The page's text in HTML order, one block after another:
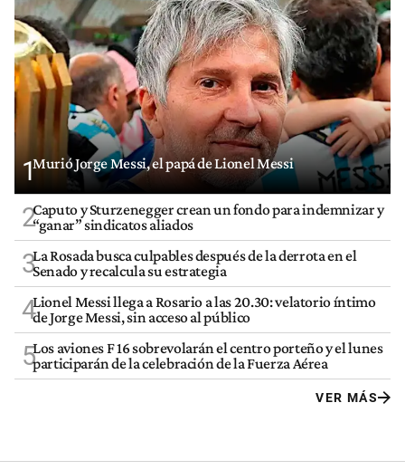
1Murió Jorge Messi, el papá de Lionel Messi
2Caputo y Sturzenegger crean un fondo para indemnizar y
“ganar” sindicatos aliados
3La Rosada busca culpables después de la derrota en el
Senado y recalcula su estrategia
4Lionel Messi llega a Rosario a las 20.30: velatorio íntimo
de Jorge Messi, sin acceso al público
5Los aviones F 16 sobrevolarán el centro porteño y el lunes
participarán de la celebración de la Fuerza Aérea
VER MÁS